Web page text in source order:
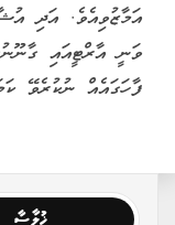
އަމާޒުވިއެވެ. އަދި
ވަނީ އާރްޓީއައި
ފާހަގައެއް ނުކުރެވޭ
ޚުލާސާ